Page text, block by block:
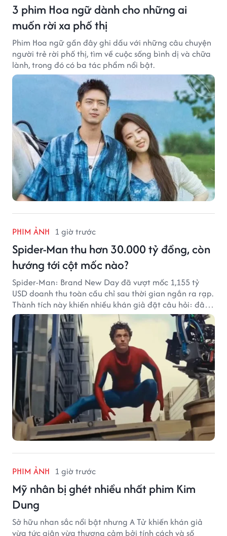
3 phim Hoa ngữ dành cho những ai
muốn rời xa phố thị
Phim Hoa ngữ gần đây ghi dấu với những câu chuyện
người trẻ rời phố thị, tìm về cuộc sống bình dị và chữa
lành, trong đó có ba tác phẩm nổi bật.
PHIM ẢNH 1 giờ trước
Spider-Man thu hơn 30.000 tỷ đồng, còn
hướng tới cột mốc nào?
Spider-Man: Brand New Day đã vượt mốc 1,155 tỷ
USD doanh thu toàn cầu chỉ sau thời gian ngắn ra rạp.
Thành tích này khiến nhiều khán giả đặt câu hỏi: đâu
sẽ là cột mốc tiếp theo của Người Nhện?
PHIM ẢNH 1 giờ trước
Mỹ nhân bị ghét nhiều nhất phim Kim
Dung
Sở hữu nhan sắc nổi bật nhưng A Tử khiến khán giả
vừa tức giận vừa thương cảm bởi tính cách và số